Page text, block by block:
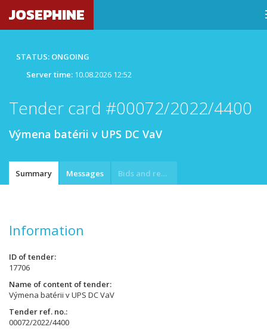
JOSEPHINE
STATUS: ONGOING
Server time: 10.08.2026 12:52
Tender card #00072/2022/4400
Výmena batérii v UPS DC VaV
Summary Messages Bids and requests
Information
ID of tender
17706
Name of content of tender
Výmena batérii v UPS DC VaV
Tender ref. no.
00072/2022/4400